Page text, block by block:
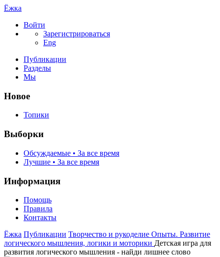
Ёжка
Войти
Зарегистрироваться
Eng
Публикации
Разделы
Мы
Новое
Топики
Выборки
Обсуждаемые • За все время
Лучшие • За все время
Информация
Помощь
Правила
Контакты
Ёжка Публикации Творчество и рукоделие Опыты. Развитие
логического мышления, логики и моторики Детская игра для
развития логического мышления - найди лишнее слово